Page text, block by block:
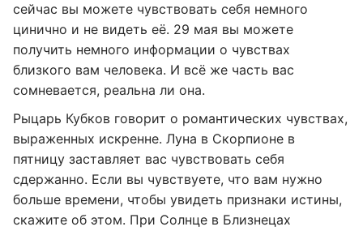
сейчас вы можете чувствовать себя немного
цинично и не видеть её. 29 мая вы можете
получить немного информации о чувствах
близкого вам человека. И всё же часть вас
сомневается, реальна ли она.
Рыцарь Кубков говорит о романтических чувствах,
выраженных искренне. Луна в Скорпионе в
пятницу заставляет вас чувствовать себя
сдержанно. Если вы чувствуете, что вам нужно
больше времени, чтобы увидеть признаки истины,
скажите об этом. При Солнце в Близнецах